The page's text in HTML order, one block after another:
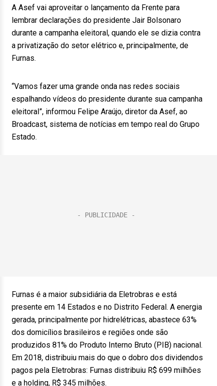
A Asef vai aproveitar o lançamento da Frente para
lembrar declarações do presidente Jair Bolsonaro
durante a campanha eleitoral, quando ele se dizia contra
a privatização do setor elétrico e, principalmente, de
Furnas.
“Vamos fazer uma grande onda nas redes sociais
espalhando vídeos do presidente durante sua campanha
eleitoral”, informou Felipe Araújo, diretor da Asef, ao
Broadcast, sistema de notícias em tempo real do Grupo
Estado.
Furnas é a maior subsidiária da Eletrobras e está
presente em 14 Estados e no Distrito Federal. A energia
gerada, principalmente por hidrelétricas, abastece 63%
dos domicílios brasileiros e regiões onde são
produzidos 81% do Produto Interno Bruto (PIB) nacional.
Em 2018, distribuiu mais do que o dobro dos dividendos
pagos pela Eletrobras: Furnas distribuiu R$ 699 milhões
e a holding, R$ 345 milhões.